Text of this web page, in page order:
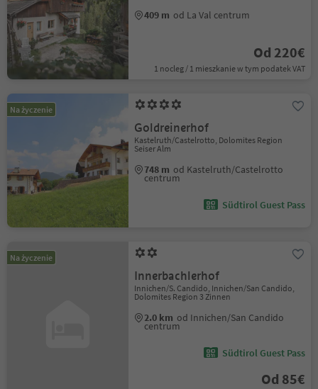
409 m od La Val centrum
Od 220€
1 nocleg / 1 mieszkanie w tym podatek VAT
Na życzenie
Goldreinerhof
Kastelruth/Castelrotto, Dolomites Region
Seiser Alm
748 m od Kastelruth/Castelrotto
centrum
Südtirol Guest Pass
Na życzenie
Innerbachlerhof
Innichen/S. Candido, Innichen/San Candido,
Dolomites Region 3 Zinnen
2.0 km od Innichen/San Candido
centrum
Südtirol Guest Pass
Od 85€